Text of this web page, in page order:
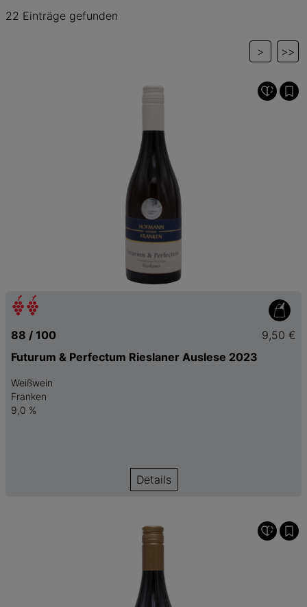
22 Einträge gefunden
> >>
88 / 100
9,50 €
Futurum & Perfectum Rieslaner Auslese 2023
Weißwein
Franken
9,0 %
Details